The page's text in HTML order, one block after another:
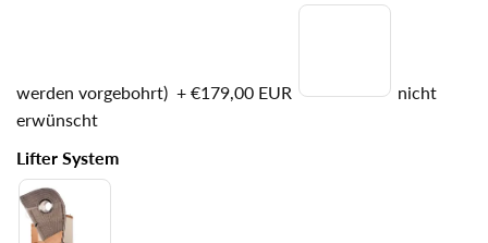
werden vorgebohrt) + €179,00 EUR
nicht
erwünscht
Lifter System